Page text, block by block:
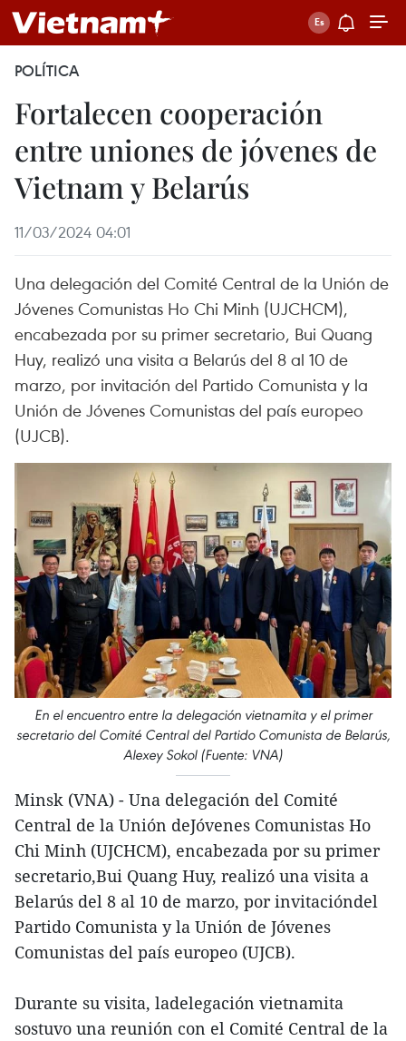
POLÍTICA
Fortalecen cooperación
entre uniones de jóvenes de
Vietnam y Belarús
11/03/2024 04:01
Una delegación del Comité Central de la Unión de
Jóvenes Comunistas Ho Chi Minh (UJCHCM),
encabezada por su primer secretario, Bui Quang
Huy, realizó una visita a Belarús del 8 al 10 de
marzo, por invitación del Partido Comunista y la
Unión de Jóvenes Comunistas del país europeo
(UJCB).
En el encuentro entre la delegación vietnamita y el primer
secretario del Comité Central del Partido Comunista de Belarús,
Alexey Sokol (Fuente: VNA)
Minsk (VNA) - Una delegación del Comité
Central de la Unión deJóvenes Comunistas Ho
Chi Minh (UJCHCM), encabezada por su primer
secretario,Bui Quang Huy, realizó una visita a
Belarús del 8 al 10 de marzo, por invitacióndel
Partido Comunista y la Unión de Jóvenes
Comunistas del país europeo (UJCB).
Durante su visita, ladelegación vietnamita
sostuvo una reunión con el Comité Central de la